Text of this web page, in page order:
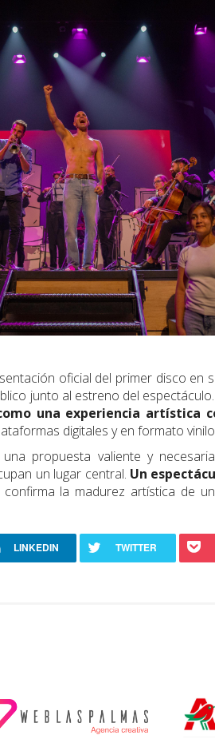
oficial del primer disco en
junto al estreno del espectáculo.
una experiencia artística
digitales y en formato
propuesta valiente y
un lugar central. Un
confirma la madurez artística de
LINKEDIN TWITTER